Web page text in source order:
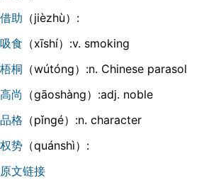
借助 （jièzhù）:
吸食 （xīshí）:v. smoking
梧桐 （wútóng）:n. Chinese parasol
高尚 （gāoshàng）:adj. noble
品格 （pǐngé）:n. character
权势 （quánshì）:
原文链接